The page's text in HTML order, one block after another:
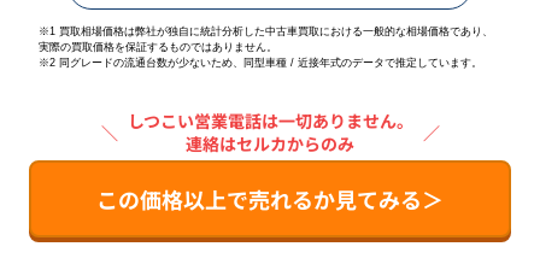
※1 買取相場価格は弊社が独自に統計分析した中古車買取における一般的な相場価格であり、
実際の買取価格を保証するものではありません。
※2 同グレードの流通台数が少ないため、同型車種 / 近接年式のデータで推定しています。
＼ しつこい営業電話は一切ありません。
連絡はセルカからのみ
／
この価格以上で売れるか見てみる＞